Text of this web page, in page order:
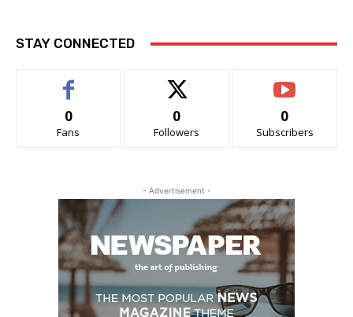
STAY CONNECTED
0
Fans
0
Followers
0
Subscribers
- Advertisement -